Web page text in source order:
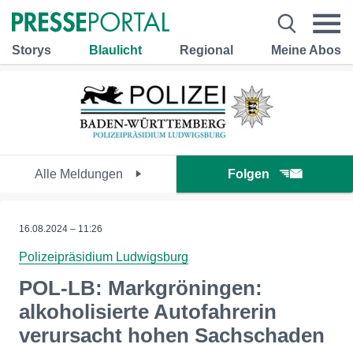
Storys Blaulicht Regional Meine Abos
Alle Meldungen Folgen
16.08.2024 – 11:26
Polizeipräsidium Ludwigsburg
POL-LB: Markgröningen:
alkoholisierte Autofahrerin
verursacht hohen Sachschaden